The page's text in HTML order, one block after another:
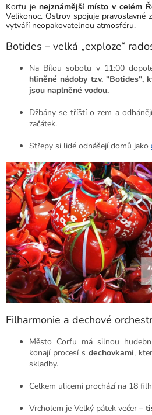
Korfu je nejznámější místo v celém
Velikonoc. Ostrov spojuje pravoslavné
vytváří neopakovatelnou atmosféru.
Botides – velká „exploze“
Na Bílou sobotu v 11:00
hliněné nádoby tzv. "Botides",
jsou naplněné vodou.
Džbány se tříští o zem a
začátek.
Střepy si lidé odnášejí domů jako
Filharmonie a dechové
Město Corfu má silnou
konají procesí s dechovkami,
skladby.
Celkem ulicemi prochází na 18
Vrcholem je Velký pátek večer –